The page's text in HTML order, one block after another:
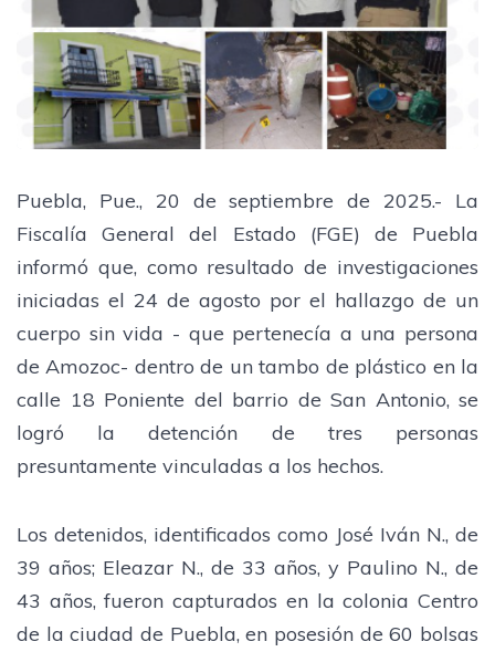
Puebla, Pue., 20 de septiembre de 2025.- La
Fiscalía General del Estado (FGE) de Puebla
informó que, como resultado de investigaciones
iniciadas el 24 de agosto por el hallazgo de un
cuerpo sin vida - que pertenecía a una persona
de Amozoc- dentro de un tambo de plástico en la
calle 18 Poniente del barrio de San Antonio, se
logró la detención de tres personas
presuntamente vinculadas a los hechos.
Los detenidos, identificados como José Iván N., de
39 años; Eleazar N., de 33 años, y Paulino N., de
43 años, fueron capturados en la colonia Centro
de la ciudad de Puebla, en posesión de 60 bolsas